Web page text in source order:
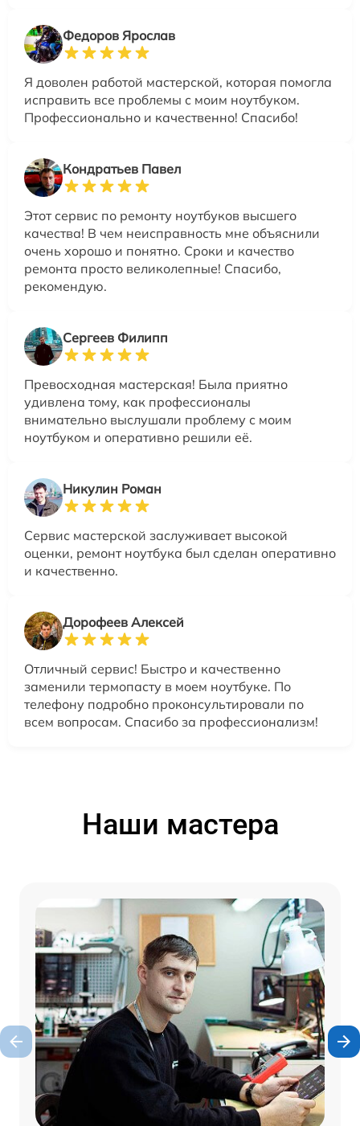
Федоров Ярослав
Я доволен работой мастерской, которая помогла
исправить все проблемы с моим ноутбуком.
Профессионально и качественно! Спасибо!
Кондратьев Павел
Этот сервис по ремонту ноутбуков высшего
качества! В чем неисправность мне объяснили
очень хорошо и понятно. Сроки и качество
ремонта просто великолепные! Спасибо,
рекомендую.
Сергеев Филипп
Превосходная мастерская! Была приятно
удивлена тому, как профессионалы
внимательно выслушали проблему с моим
ноутбуком и оперативно решили её.
Никулин Роман
Сервис мастерской заслуживает высокой
оценки, ремонт ноутбука был сделан оперативно
и качественно.
Дорофеев Алексей
Отличный сервис! Быстро и качественно
заменили термопасту в моем ноутбуке. По
телефону подробно проконсультировали по
всем вопросам. Спасибо за профессионализм!
Наши мастера